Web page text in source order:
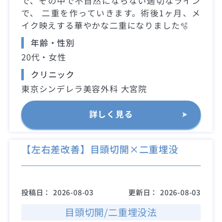
で、 二重を作っていきます。術後1ヶ月、メ
イク映えする華やかな二重になりました🫧
年齢・性別
20代・女性
クリニック
東京シンデレラ美容外科 大宮院
詳しく見る
【左右差改善】目頭切開×二重埋没
投稿日： 2026-08-03 更新日： 2026-08-03
目頭切開/二重埋没法